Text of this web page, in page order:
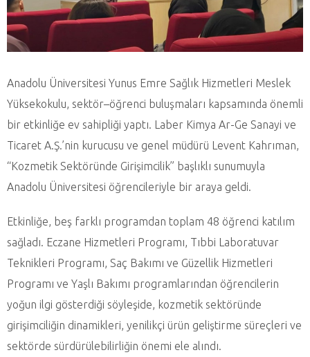
Anadolu Üniversitesi Yunus Emre Sağlık Hizmetleri Meslek
Yüksekokulu, sektör–öğrenci buluşmaları kapsamında önemli
bir etkinliğe ev sahipliği yaptı. Laber Kimya Ar-Ge Sanayi ve
Ticaret A.Ş.’nin kurucusu ve genel müdürü Levent Kahrıman,
“Kozmetik Sektöründe Girişimcilik” başlıklı sunumuyla
Anadolu Üniversitesi öğrencileriyle bir araya geldi.
Etkinliğe, beş farklı programdan toplam 48 öğrenci katılım
sağladı. Eczane Hizmetleri Programı, Tıbbi Laboratuvar
Teknikleri Programı, Saç Bakımı ve Güzellik Hizmetleri
Programı ve Yaşlı Bakımı programlarından öğrencilerin
yoğun ilgi gösterdiği söyleşide, kozmetik sektöründe
girişimciliğin dinamikleri, yenilikçi ürün geliştirme süreçleri ve
sektörde sürdürülebilirliğin önemi ele alındı.